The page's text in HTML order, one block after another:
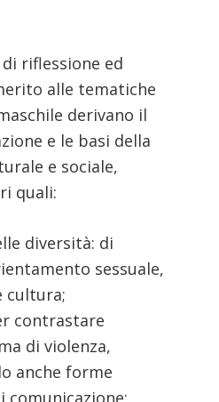
riflessione ed
alle tematiche
derivano il
e le basi della
e sociale,
quali:
diversità: di
sessuale,
cultura;
contrastare
di violenza,
anche forme
comunicazione;